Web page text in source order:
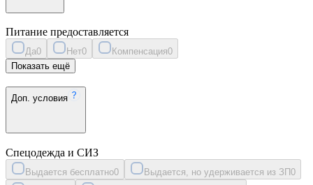
Питание предоставляется
Да0 Нет0 Компенсация0
Показать ещё
Доп. условия
Спецодежда и СИЗ
Выдается бесплатно0 Выдается, но удерживается из ЗП0